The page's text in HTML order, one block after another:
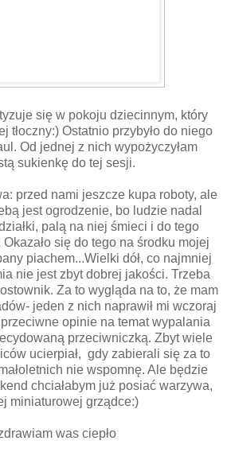
się w pokoju dziecinnym, który
tłoczny:) Ostatnio przybyło do niego
Od jednej z nich wypożyczyłam
sukienkę do tej sesji.
przed nami jeszcze kupa roboty, ale
jest ogrodzenie, bo ludzie nadal
palą na niej śmieci i do tego
się do tego na środku mojej
piachem...Wielki dół, co najmniej
nie jest zbyt dobrej jakości. Trzeba
Za to wygląda na to, że mam
jeden z nich naprawił mi wczoraj
opinie na temat wypalania
przeciwniczką. Zbyt wiele
ucierpiał, gdy zabierali się za to
nie wspomnę. Ale będzie
chciałabym już posiać warzywa,
miniaturowej grządce:)
was ciepło